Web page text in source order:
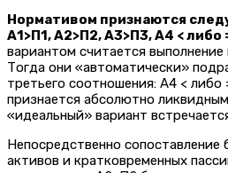
Нормативом признаются
А1>П1, А2>П2, А3>П3, А4 < либо
вариантом считается
Тогда они «автоматически»
третьего соотношения: А4 < либо
признается абсолютно
«идеальный» вариант
Непосредственно
активов и кратковременных